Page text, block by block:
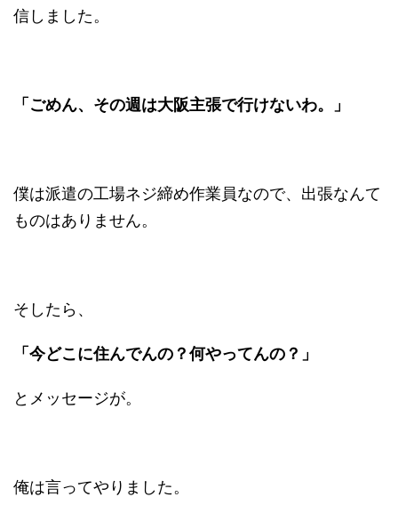
信しました。
「ごめん、その週は大阪主張で行けないわ。」
僕は派遣の工場ネジ締め作業員なので、出張なんて
ものはありません。
そしたら、
「今どこに住んでんの？何やってんの？」
とメッセージが。
俺は言ってやりました。